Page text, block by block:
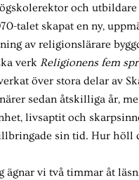
och utbildare
talet skapat en ny,
av religionslärare
verkReligionens fem
över stora delar av
sedan åtskilliga år,
livsaptit och
sin tid. Hur höll
ägnar vi två timmar åt